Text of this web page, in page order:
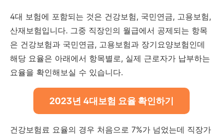
4대 보험에 포함되는 것은 건강보험, 국민연금, 고용보험,
산재보험입니다. 그중 직장인의 월급에서 공제되는 항목
은 건강보험과 국민연금, 고용보험과 장기요양보험인데
해당 요율은 아래에서 항목별로, 실제 근로자가 납부하는
요율을 확인해보실 수 있습니다.
2023년 4대보험 요율 확인하기
건강보험료 요율의 경우 처음으로 7%가 넘었는데 직장가